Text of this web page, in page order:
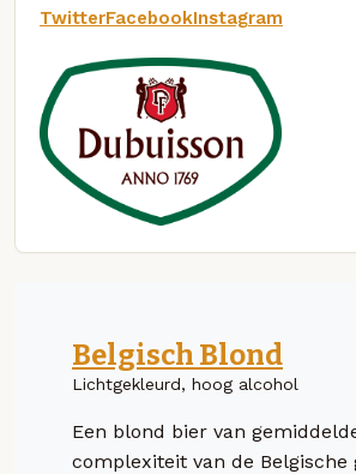
TwitterFacebookInstagram
Belgisch Blond
Lichtgekleurd, hoog alcohol
Een blond bier van
complexiteit van de Belgische